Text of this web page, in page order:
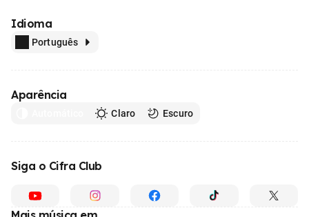
Idioma
Português
Aparência
Claro Escuro
Siga o Cifra Club